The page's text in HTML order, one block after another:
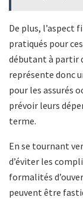
De plus, l’aspect
pratiqués pour
débutant à partir
représente donc
pour les assurés
prévoir leurs
terme.
En se tournant
d’éviter les
formalités
peuvent être